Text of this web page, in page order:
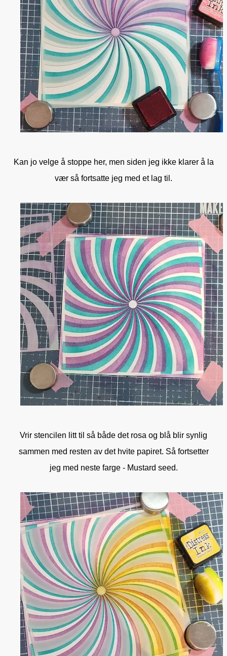
Kan jo velge å stoppe her, men siden jeg ikke klarer å la
vær så fortsatte jeg med et lag til.
Vrir stencilen litt til så både det rosa og blå blir synlig
sammen med resten av det hvite papiret. Så fortsetter
jeg med neste farge - Mustard seed.